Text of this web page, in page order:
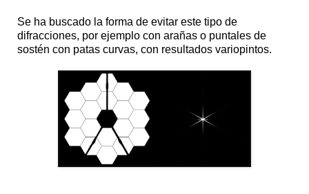
Se ha buscado la forma de evitar este tipo de
difracciones, por ejemplo con arañas o puntales de
sostén con patas curvas, con resultados variopintos.